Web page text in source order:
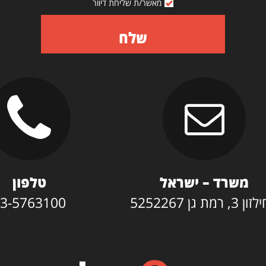
מאשר/ת שליחת דיוור
שלח
משרד – ישראל
גן 5252267
טלפון
5763100